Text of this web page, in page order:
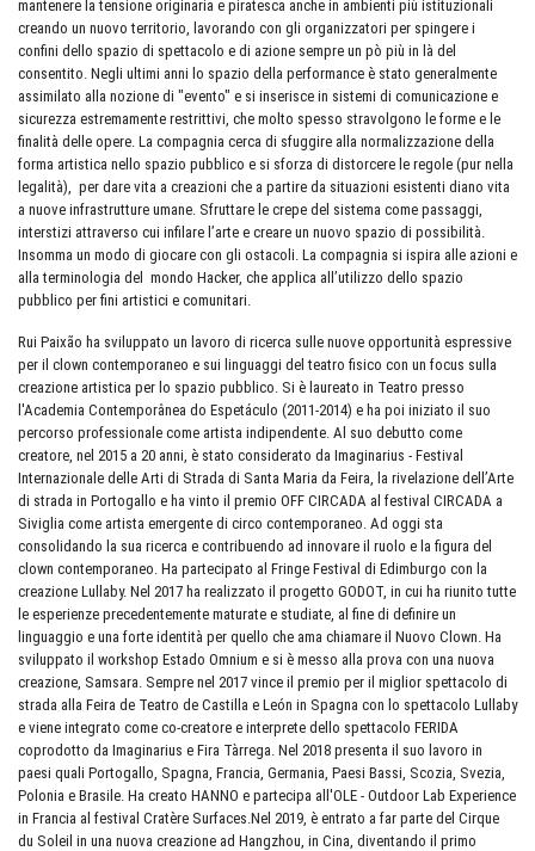
mantenere la tensione originaria e piratesca anche in ambienti più istituzionali
creando un nuovo territorio, lavorando con gli organizzatori per spingere i
confini dello spazio di spettacolo e di azione sempre un pò più in là del
consentito. Negli ultimi anni lo spazio della performance è stato generalmente
assimilato alla nozione di "evento" e si inserisce in sistemi di comunicazione e
sicurezza estremamente restrittivi, che molto spesso stravolgono le forme e le
finalità delle opere. La compagnia cerca di sfuggire alla normalizzazione della
forma artistica nello spazio pubblico e si sforza di distorcere le regole (pur nella
legalità), per dare vita a creazioni che a partire da situazioni esistenti diano vita
a nuove infrastrutture umane. Sfruttare le crepe del sistema come passaggi,
interstizi attraverso cui infilare l’arte e creare un nuovo spazio di possibilità.
Insomma un modo di giocare con gli ostacoli. La compagnia si ispira alle azioni e
alla terminologia del mondo Hacker, che applica all’utilizzo dello spazio
pubblico per fini artistici e comunitari.
Rui Paixão ha sviluppato un lavoro di ricerca sulle nuove opportunità espressive
per il clown contemporaneo e sui linguaggi del teatro fisico con un focus sulla
creazione artistica per lo spazio pubblico. Si è laureato in Teatro presso
l'Academia Contemporânea do Espetáculo (2011-2014) e ha poi iniziato il suo
percorso professionale come artista indipendente. Al suo debutto come
creatore, nel 2015 a 20 anni, è stato considerato da Imaginarius - Festival
Internazionale delle Arti di Strada di Santa Maria da Feira, la rivelazione dell’Arte
di strada in Portogallo e ha vinto il premio OFF CIRCADA al festival CIRCADA a
Siviglia come artista emergente di circo contemporaneo. Ad oggi sta
consolidando la sua ricerca e contribuendo ad innovare il ruolo e la figura del
clown contemporaneo. Ha partecipato al Fringe Festival di Edimburgo con la
creazione Lullaby. Nel 2017 ha realizzato il progetto GODOT, in cui ha riunito tutte
le esperienze precedentemente maturate e studiate, al fine di definire un
linguaggio e una forte identità per quello che ama chiamare il Nuovo Clown. Ha
sviluppato il workshop Estado Omnium e si è messo alla prova con una nuova
creazione, Samsara. Sempre nel 2017 vince il premio per il miglior spettacolo di
strada alla Feira de Teatro de Castilla e León in Spagna con lo spettacolo Lullaby
e viene integrato come co-creatore e interprete dello spettacolo FERIDA
coprodotto da Imaginarius e Fira Tàrrega. Nel 2018 presenta il suo lavoro in
paesi quali Portogallo, Spagna, Francia, Germania, Paesi Bassi, Scozia, Svezia,
Polonia e Brasile. Ha creato HANNO e partecipa all'OLE - Outdoor Lab Experience
in Francia al festival Cratère Surfaces.Nel 2019, è entrato a far parte del Cirque
du Soleil in una nuova creazione ad Hangzhou, in Cina, diventando il primo